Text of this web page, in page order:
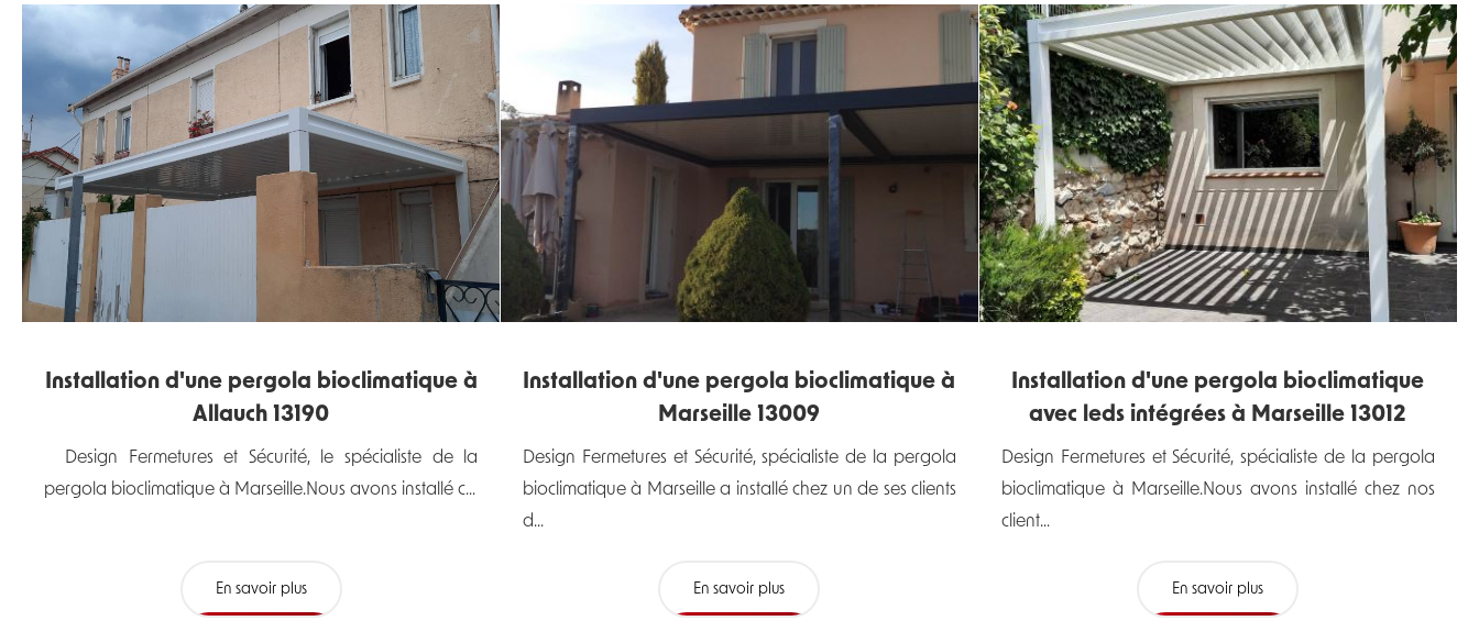
Installation d'une pergola bioclimatique à
Allauch 13190
Design Fermetures et Sécurité, le spécialiste de la
pergola bioclimatique à Marseille.Nous avons installé c...
En savoir plus
Installation d'une pergola bioclimatique à
Marseille 13009
Design Fermetures et Sécurité, spécialiste de la pergola
bioclimatique à Marseille a installé chez un de ses clients
d...
En savoir plus
Installation d'une pergola bioclimatique
avec leds intégrées à Marseille 13012
Design Fermetures et Sécurité, spécialiste de la pergola
bioclimatique à Marseille.Nous avons installé chez nos
client...
En savoir plus